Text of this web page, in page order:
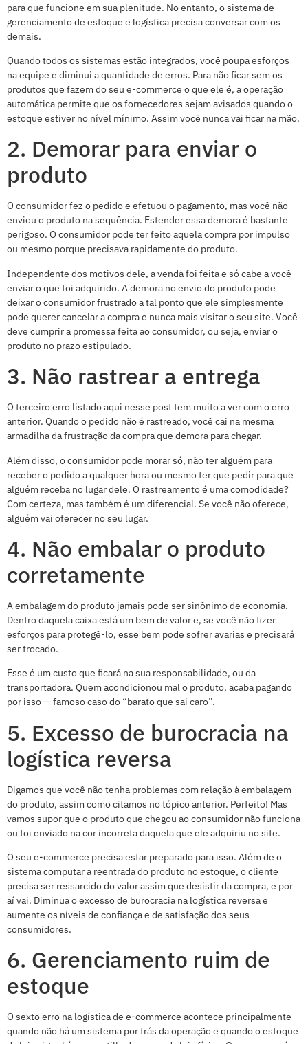
para que funcione em sua plenitude. No entanto, o sistema de
gerenciamento de estoque e logística precisa conversar com os
demais.
Quando todos os sistemas estão integrados, você poupa esforços
na equipe e diminui a quantidade de erros. Para não ficar sem os
produtos que fazem do seu e-commerce o que ele é, a operação
automática permite que os fornecedores sejam avisados quando o
estoque estiver no nível mínimo. Assim você nunca vai ficar na mão.
2. Demorar para enviar o
produto
O consumidor fez o pedido e efetuou o pagamento, mas você não
enviou o produto na sequência. Estender essa demora é bastante
perigoso. O consumidor pode ter feito aquela compra por impulso
ou mesmo porque precisava rapidamente do produto.
Independente dos motivos dele, a venda foi feita e só cabe a você
enviar o que foi adquirido. A demora no envio do produto pode
deixar o consumidor frustrado a tal ponto que ele simplesmente
pode querer cancelar a compra e nunca mais visitar o seu site. Você
deve cumprir a promessa feita ao consumidor, ou seja, enviar o
produto no prazo estipulado.
3. Não rastrear a entrega
O terceiro erro listado aqui nesse post tem muito a ver com o erro
anterior. Quando o pedido não é rastreado, você cai na mesma
armadilha da frustração da compra que demora para chegar.
Além disso, o consumidor pode morar só, não ter alguém para
receber o pedido a qualquer hora ou mesmo ter que pedir para que
alguém receba no lugar dele. O rastreamento é uma comodidade?
Com certeza, mas também é um diferencial. Se você não oferece,
alguém vai oferecer no seu lugar.
4. Não embalar o produto
corretamente
A embalagem do produto jamais pode ser sinônimo de economia.
Dentro daquela caixa está um bem de valor e, se você não fizer
esforços para protegê-lo, esse bem pode sofrer avarias e precisará
ser trocado.
Esse é um custo que ficará na sua responsabilidade, ou da
transportadora. Quem acondicionou mal o produto, acaba pagando
por isso — famoso caso do “barato que sai caro”.
5. Excesso de burocracia na
logística reversa
Digamos que você não tenha problemas com relação à embalagem
do produto, assim como citamos no tópico anterior. Perfeito! Mas
vamos supor que o produto que chegou ao consumidor não funciona
ou foi enviado na cor incorreta daquela que ele adquiriu no site.
O seu e-commerce precisa estar preparado para isso. Além de o
sistema computar a reentrada do produto no estoque, o cliente
precisa ser ressarcido do valor assim que desistir da compra, e por
aí vai. Diminua o excesso de burocracia na logística reversa e
aumente os níveis de confiança e de satisfação dos seus
consumidores.
6. Gerenciamento ruim de
estoque
O sexto erro na logística de e-commerce acontece principalmente
quando não há um sistema por trás da operação e quando o estoque